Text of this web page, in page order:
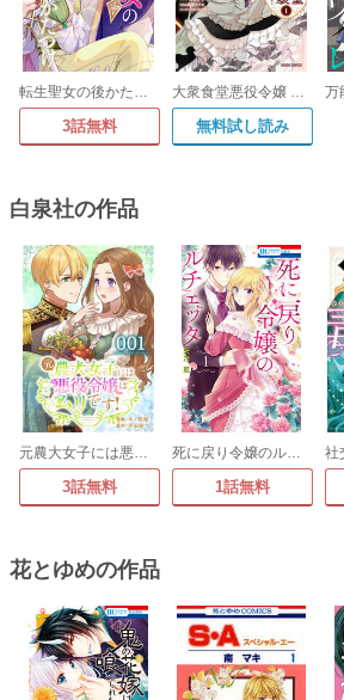
転生聖女の後かたづけ
3話無料
大衆食堂悪役令嬢 ～婚約破棄されたので食堂を開いたら癒やしの力が開花しました～
無料試し読み
白泉社の作品
元農大女子には悪役令嬢はムリです!【タテヨミ】
3話無料
死に戻り令嬢のルチェッタ
1話無料
花とゆめの作品